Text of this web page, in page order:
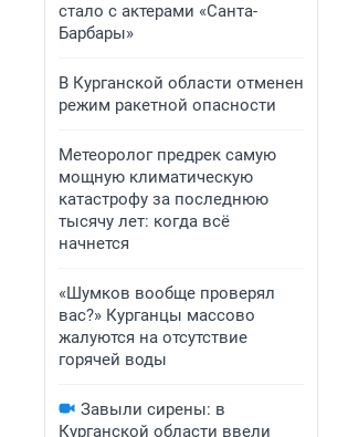
стало с актерами «Санта-
Барбары»
В Курганской области отменен
режим ракетной опасности
Метеоролог предрек самую
мощную климатическую
катастрофу за последнюю
тысячу лет: когда всё
начнется
«Шумков вообще проверял
вас?» Курганцы массово
жалуются на отсутствие
горячей воды
Завыли сирены: в
Курганской области ввели